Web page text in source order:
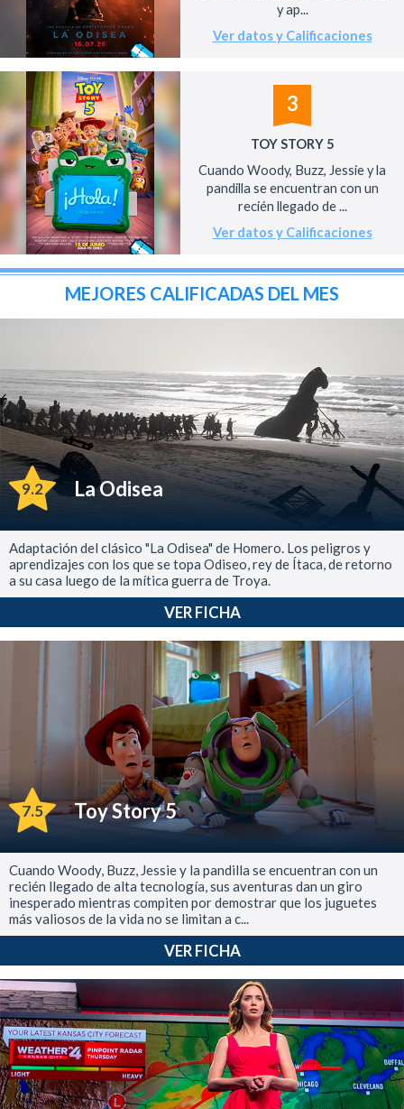
y ap...
Ver datos y Calificaciones
3
TOY STORY 5
Cuando Woody, Buzz, Jessie y la
pandilla se encuentran con un
recién llegado de ...
Ver datos y Calificaciones
MEJORES CALIFICADAS DEL MES
9.2 La Odisea
Adaptación del clásico "La Odisea" de Homero. Los peligros y
aprendizajes con los que se topa Odiseo, rey de Ítaca, de retorno
a su casa luego de la mítica guerra de Troya.
VER FICHA
7.5 Toy Story 5
Cuando Woody, Buzz, Jessie y la pandilla se encuentran con un
recién llegado de alta tecnología, sus aventuras dan un giro
inesperado mientras compiten por demostrar que los juguetes
más valiosos de la vida no se limitan a c...
VER FICHA